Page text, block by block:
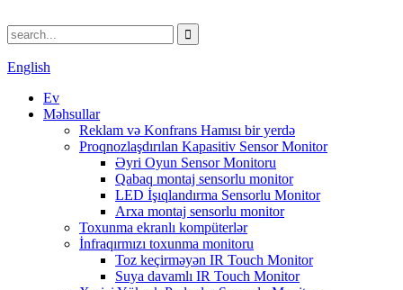
English
Ev
Məhsullar
Reklam və Konfrans Hamısı bir yerdə
Proqnozlaşdırılan Kapasitiv Sensor Monitor
Əyri Oyun Sensor Monitoru
Qabaq montaj sensorlu monitor
LED İşıqlandırma Sensorlu Monitor
Arxa montaj sensorlu monitor
Toxunma ekranlı kompüterlər
İnfraqırmızı toxunma monitoru
Toz keçirməyən IR Touch Monitor
Suya davamlı IR Touch Monitor